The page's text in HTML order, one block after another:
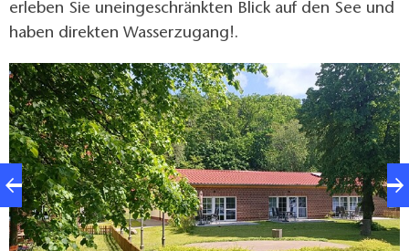
erleben Sie uneingeschränkten Blick auf den See und
haben direkten Wasserzugang!.